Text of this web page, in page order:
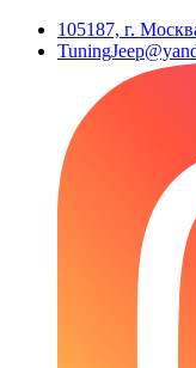
105187, г.